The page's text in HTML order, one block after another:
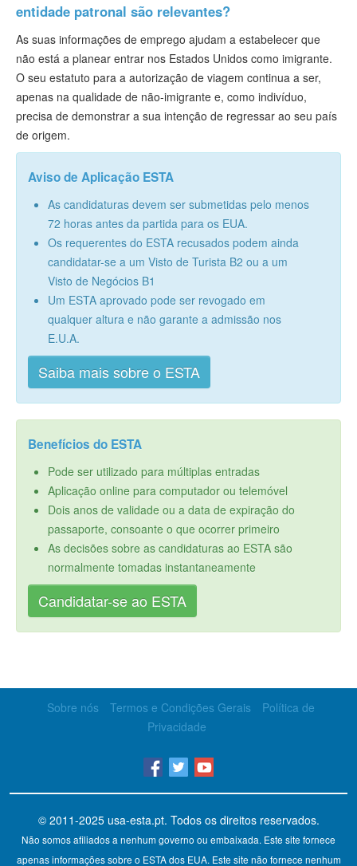
entidade patronal são relevantes?
As suas informações de emprego ajudam a estabelecer que
não está a planear entrar nos Estados Unidos como imigrante.
O seu estatuto para a autorização de viagem continua a ser,
apenas na qualidade de não-imigrante e, como indivíduo,
precisa de demonstrar a sua intenção de regressar ao seu país
de origem.
Aviso de Aplicação ESTA
As candidaturas devem ser submetidas pelo menos
72 horas antes da partida para os EUA.
Os requerentes do ESTA recusados podem ainda
candidatar-se a um Visto de Turista B2 ou a um
Visto de Negócios B1
Um ESTA aprovado pode ser revogado em
qualquer altura e não garante a admissão nos
E.U.A.
Saiba mais sobre o ESTA
Benefícios do ESTA
Pode ser utilizado para múltiplas entradas
Aplicação online para computador ou telemóvel
Dois anos de validade ou a data de expiração do
passaporte, consoante o que ocorrer primeiro
As decisões sobre as candidaturas ao ESTA são
normalmente tomadas instantaneamente
Candidatar-se ao ESTA
Sobre nós Termos e Condições Gerais
Política de
Privacidade
© 2011-2025 usa-esta.pt. Todos os direitos reservados.
Não somos afiliados a nenhum governo ou embaixada. Este site fornece
apenas informações sobre o ESTA dos EUA. Este site não fornece nenhum